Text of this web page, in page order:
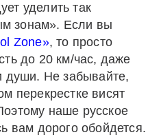
уделить так
зонам». Если вы
Zone», то просто
до 20 км/час, даже
души. Не забывайте,
перекрестке висят
наше русское
вам дорого обойдется.